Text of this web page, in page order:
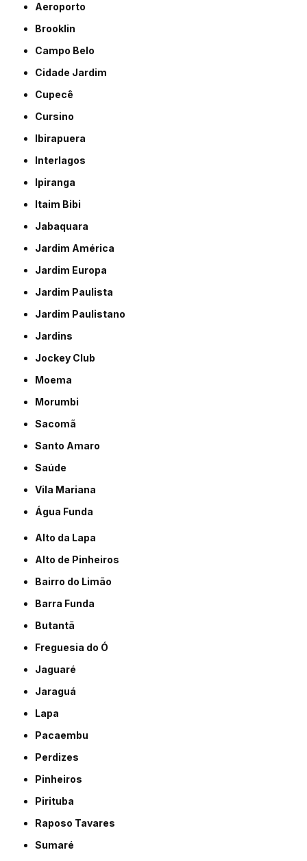
Aeroporto
Brooklin
Campo Belo
Cidade Jardim
Cupecê
Cursino
Ibirapuera
Interlagos
Ipiranga
Itaim Bibi
Jabaquara
Jardim América
Jardim Europa
Jardim Paulista
Jardim Paulistano
Jardins
Jockey Club
Moema
Morumbi
Sacomã
Santo Amaro
Saúde
Vila Mariana
Água Funda
Alto da Lapa
Alto de Pinheiros
Bairro do Limão
Barra Funda
Butantã
Freguesia do Ó
Jaguaré
Jaraguá
Lapa
Pacaembu
Perdizes
Pinheiros
Pirituba
Raposo Tavares
Sumaré